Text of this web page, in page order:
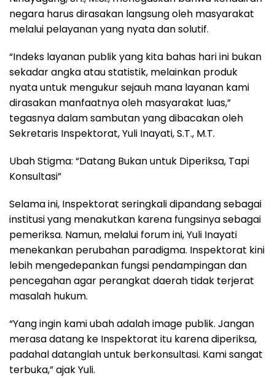
negara harus dirasakan langsung oleh masyarakat
melalui pelayanan yang nyata dan solutif.
“Indeks layanan publik yang kita bahas hari ini bukan
sekadar angka atau statistik, melainkan produk
nyata untuk mengukur sejauh mana layanan kami
dirasakan manfaatnya oleh masyarakat luas,”
tegasnya dalam sambutan yang dibacakan oleh
Sekretaris Inspektorat, Yuli Inayati, S.T., M.T.
Ubah Stigma: “Datang Bukan untuk Diperiksa, Tapi
Konsultasi”
Selama ini, Inspektorat seringkali dipandang sebagai
institusi yang menakutkan karena fungsinya sebagai
pemeriksa. Namun, melalui forum ini, Yuli Inayati
menekankan perubahan paradigma. Inspektorat kini
lebih mengedepankan fungsi pendampingan dan
pencegahan agar perangkat daerah tidak terjerat
masalah hukum.
“Yang ingin kami ubah adalah image publik. Jangan
merasa datang ke Inspektorat itu karena diperiksa,
padahal datanglah untuk berkonsultasi. Kami sangat
terbuka,” ajak Yuli.